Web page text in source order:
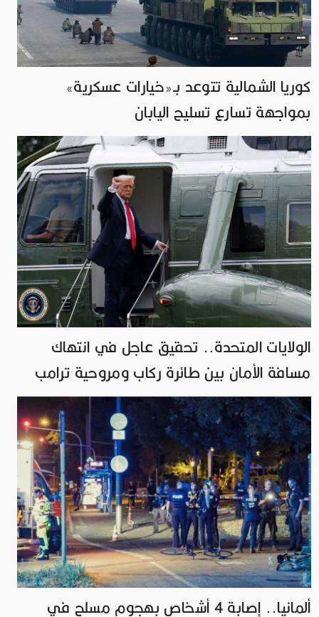
كوريا الشمالية تتوعد بـ«خيارات عسكرية»
بمواجهة تسارع تسليح اليابان
الولايات المتحدة.. تحقيق عاجل في انتهاك
مسافة الأمان بين طائرة ركاب ومروحية ترامب
ألمانيا.. إصابة 4 أشخاص بهجوم مسلح في